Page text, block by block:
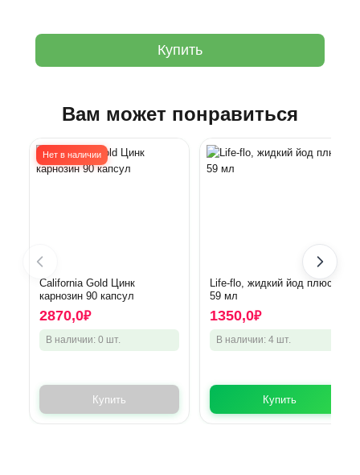
Купить
Вам может понравиться
Нет в наличии
California Gold Цинк
карнозин 90 капсул
2870,0₽
В наличии: 0 шт.
Купить
Life-flo, жидкий йод плюс,
59 мл
1350,0₽
В наличии: 4 шт.
Купить